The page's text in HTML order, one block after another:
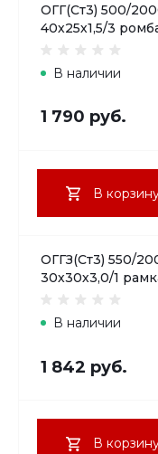
ОГГ(Ст3) 500/
40х25х1,5/3
В наличии
1 790 руб.
В
ОГГЗ(Ст3) 550/
30х30х3,0/1
В наличии
1 842 руб.
В